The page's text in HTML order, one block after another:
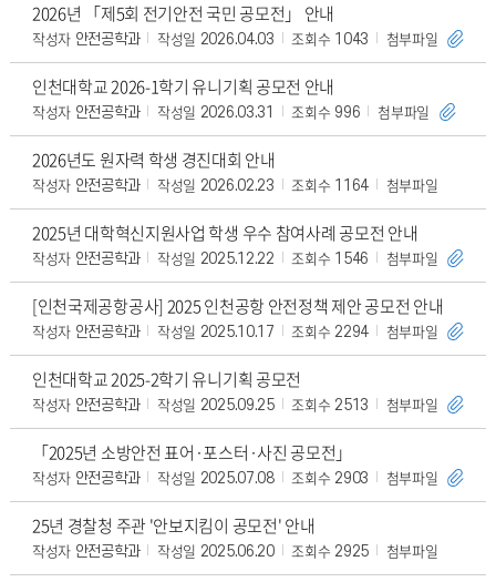
2026년 「제5회 전기안전 국민 공모전」 안내
작성자 안전공학과 작성일 2026.04.03 조회수 1043 첨부파일
인천대학교 2026-1학기 유니기획 공모전 안내
작성자 안전공학과 작성일 2026.03.31 조회수 996 첨부파일
2026년도 원자력 학생 경진대회 안내
작성자 안전공학과 작성일 2026.02.23 조회수 1164 첨부파일
2025년 대학혁신지원사업 학생 우수 참여사례 공모전 안내
작성자 안전공학과 작성일 2025.12.22 조회수 1546 첨부파일
[인천국제공항공사] 2025 인천공항 안전정책 제안 공모전 안내
작성자 안전공학과 작성일 2025.10.17 조회수 2294 첨부파일
인천대학교 2025-2학기 유니기획 공모전
작성자 안전공학과 작성일 2025.09.25 조회수 2513 첨부파일
「2025년 소방안전 표어·포스터·사진 공모전」
작성자 안전공학과 작성일 2025.07.08 조회수 2903 첨부파일
25년 경찰청 주관 '안보지킴이 공모전' 안내
작성자 안전공학과 작성일 2025.06.20 조회수 2925 첨부파일